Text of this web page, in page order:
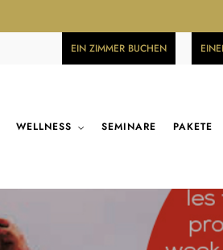
EIN ZIMMER BUCHEN
WELLNESS SEMINARE PAKETE